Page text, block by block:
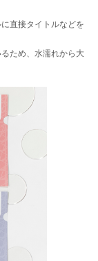
直接タイトルなどを
ため、水濡れから大